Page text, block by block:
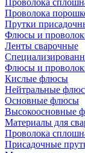
Проволока
Проволока
Прутки
Флюсы и
Ленты сварочные
Флюсы и
Кислые флюсы
Нейтральные
Основные флюсы
Высокоосновные
Материалы для
Проволока
Присадочные